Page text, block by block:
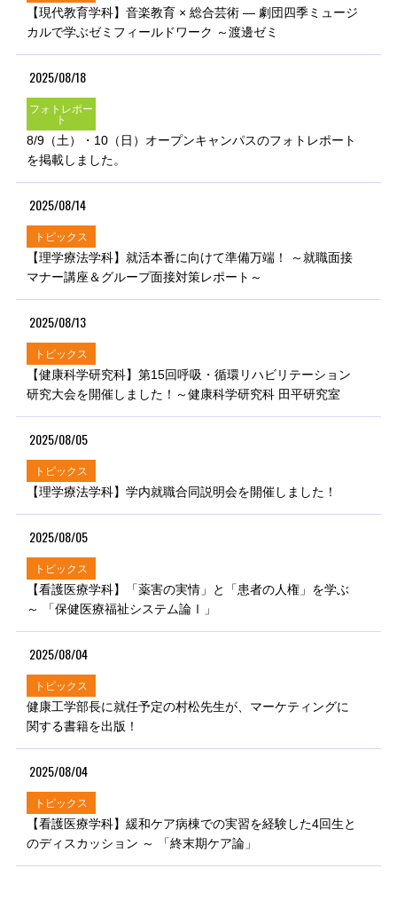
【現代教育学科】音楽教育 × 総合芸術 ― 劇団四季ミュージ
カルで学ぶゼミフィールドワーク ～渡邊ゼミ
2025/08/18
フォトレポー
ト
8/9（土）・10（日）オープンキャンパスのフォトレポート
を掲載しました。
2025/08/14
トピックス
【理学療法学科】就活本番に向けて準備万端！ ～就職面接
マナー講座＆グループ面接対策レポート～
2025/08/13
トピックス
【健康科学研究科】第15回呼吸・循環リハビリテーション
研究大会を開催しました！～健康科学研究科 田平研究室
2025/08/05
トピックス
【理学療法学科】学内就職合同説明会を開催しました！
2025/08/05
トピックス
【看護医療学科】「薬害の実情」と「患者の人権」を学ぶ
～ 「保健医療福祉システム論Ⅰ」
2025/08/04
トピックス
健康工学部長に就任予定の村松先生が、マーケティングに
関する書籍を出版！
2025/08/04
トピックス
【看護医療学科】緩和ケア病棟での実習を経験した4回生と
のディスカッション ～ 「終末期ケア論」